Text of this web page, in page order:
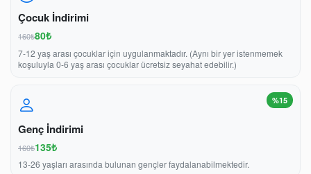
Çocuk İndirimi
160₺80₺
7-12 yaş arası çocuklar için uygulanmaktadır. (Aynı bir yer istenmemek
koşuluyla 0-6 yaş arası çocuklar ücretsiz seyahat edebilir.)
%15
Genç İndirimi
160₺135₺
13-26 yaşları arasında bulunan gençler faydalanabilmektedir.